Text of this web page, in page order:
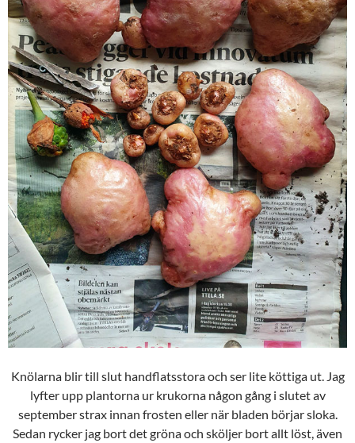
Knölarna blir till slut handflatsstora och ser lite köttiga ut. Jag
lyfter upp plantorna ur krukorna någon gång i slutet av
september strax innan frosten eller när bladen börjar sloka.
Sedan rycker jag bort det gröna och sköljer bort allt löst, även